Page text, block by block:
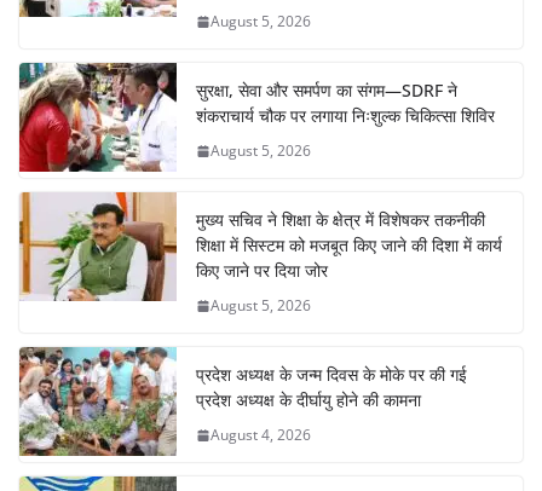
August 5, 2026
सुरक्षा, सेवा और समर्पण का संगम—SDRF ने
शंकराचार्य चौक पर लगाया निःशुल्क चिकित्सा शिविर
August 5, 2026
मुख्य सचिव ने शिक्षा के क्षेत्र में विशेषकर तकनीकी
शिक्षा में सिस्टम को मजबूत किए जाने की दिशा में कार्य
किए जाने पर दिया जोर
August 5, 2026
प्रदेश अध्यक्ष के जन्म दिवस के मोके पर की गई
प्रदेश अध्यक्ष के दीर्घायु होने की कामना
August 4, 2026